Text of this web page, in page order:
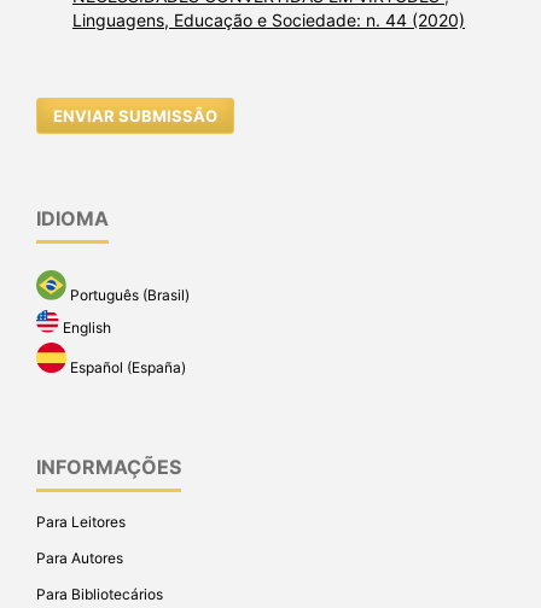
Linguagens, Educação e Sociedade: n. 44 (2020)
ENVIAR SUBMISSÃO
IDIOMA
Português (Brasil)
English
Español (España)
INFORMAÇÕES
Para Leitores
Para Autores
Para Bibliotecários